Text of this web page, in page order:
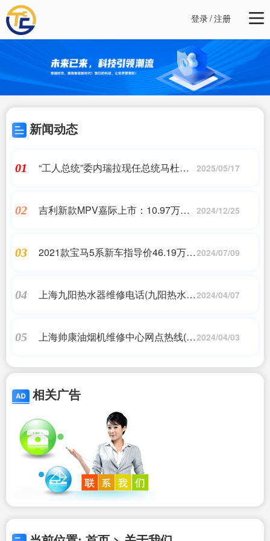
登录/注册
新闻动态
01
“工人总统”委内瑞拉现任总统马杜罗
2025/05/17
02
吉利新款MPV嘉际上市：10.97万起 2024/12/25
03
2021款宝马5系新车指导价46.19万
2024/07/09
04
上海九阳热水器维修电话(九阳热水器2024/04/07
05
上海帅康油烟机维修中心网点热线(帅2024/04/03
相关广告